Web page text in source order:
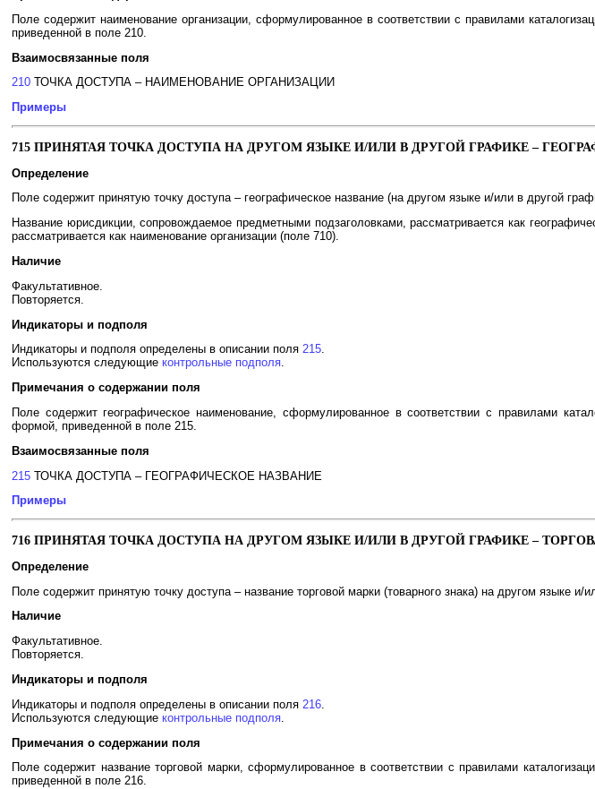
Поле содержит наименование организации, сформулированное в соответствии с правилами
приведенной в поле 210.
Взаимосвязанные поля
210 ТОЧКА ДОСТУПА – НАИМЕНОВАНИЕ ОРГАНИЗАЦИИ
Примеры
715 ПРИНЯТАЯ ТОЧКА ДОСТУПА НА ДРУГОМ ЯЗЫКЕ И/ИЛИ В ДРУГОЙ ГРАФИКЕ –
Определение
Поле содержит принятую точку доступа – географическое название (на другом языке и/или в другой
Название юрисдикции, сопровождаемое предметными подзаголовками, рассматривается как
рассматривается как наименование организации (поле 710).
Наличие
Факультативное.
Повторяется.
Индикаторы и подполя
Индикаторы и подполя определены в описании поля 215.
Используются следующие контрольные подполя.
Примечания о содержании поля
Поле содержит географическое наименование, сформулированное в соответствии с правилами
формой, приведенной в поле 215.
Взаимосвязанные поля
215 ТОЧКА ДОСТУПА – ГЕОГРАФИЧЕСКОЕ НАЗВАНИЕ
Примеры
716 ПРИНЯТАЯ ТОЧКА ДОСТУПА НА ДРУГОМ ЯЗЫКЕ И/ИЛИ В ДРУГОЙ ГРАФИКЕ –
Определение
Поле содержит принятую точку доступа – название торговой марки (товарного знака) на другом языке и/
Наличие
Факультативное.
Повторяется.
Индикаторы и подполя
Индикаторы и подполя определены в описании поля 216
Используются следующие контрольные подполя
Примечания о содержании поля
Поле содержит название торговой марки, сформулированное в соответствии с правилами
приведенной в поле 216.